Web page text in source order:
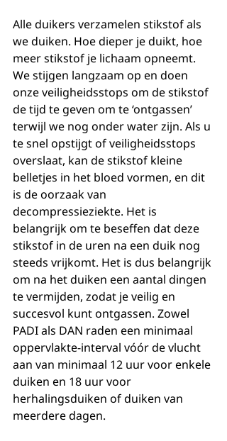
Alle duikers verzamelen stikstof als
we duiken. Hoe dieper je duikt, hoe
meer stikstof je lichaam opneemt.
We stijgen langzaam op en doen
onze veiligheidsstops om de stikstof
de tijd te geven om te ‘ontgassen’
terwijl we nog onder water zijn. Als u
te snel opstijgt of veiligheidsstops
overslaat, kan de stikstof kleine
belletjes in het bloed vormen, en dit
is de oorzaak van
decompressieziekte. Het is
belangrijk om te beseffen dat deze
stikstof in de uren na een duik nog
steeds vrijkomt. Het is dus belangrijk
om na het duiken een aantal dingen
te vermijden, zodat je veilig en
succesvol kunt ontgassen. Zowel
PADI als DAN raden een minimaal
oppervlakte-interval vóór de vlucht
aan van minimaal 12 uur voor enkele
duiken en 18 uur voor
herhalingsduiken of duiken van
meerdere dagen.